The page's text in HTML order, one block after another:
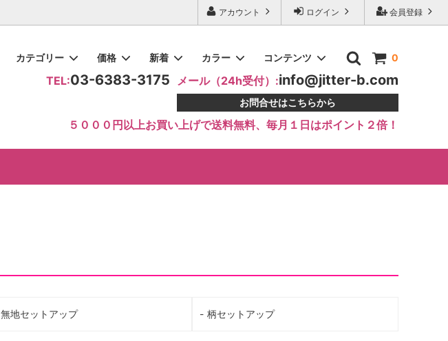
会員登録
ログイン
アカウント
0
カテゴリー
スカート・ボトム
アクセサリー・インナー
価格
10000円～15000円
新着
ラテンドレス 0105
ゴージャスビジュー飾りドレープロング
ドレス
エメラルドドレープ・ワンショルダ
ーモダンドレス
カラー
ブルー系
オレンジ系
コンテンツ
おすすめ教室・サークルナビ
LINE公式アカウントOPEN
TEL:03-6383-3175 メール（24h受付）:info@jitter-b.com
お問合せはこちらから
５０００円以上お買い上げで送料無料、毎月１日はポイント２倍！
無地セットアップ 柄セットアップ